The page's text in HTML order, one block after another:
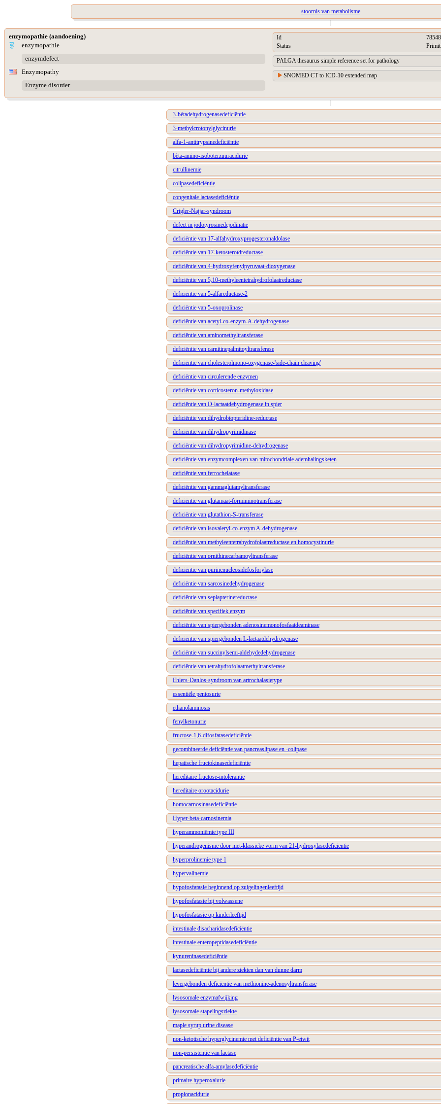
stoornis van metabolisme
|
enzymopathie (aandoening)
enzymopathie
enzymdefect
Enzymopathy
Enzyme disorder
Id
Status
PALGA thesaurus simple reference set for pathology
SNOMED CT to ICD-10 extended map
|
3-bètadehydrogenasedeficiëntie
3-methylcrotonylglycinurie
alfa-1-antitrypsinedeficiëntie
bèta-amino-isoboterzuuracidurie
citrullinemie
colipasedeficiëntie
congenitale lactasedeficiëntie
Crigler-Najjar-syndroom
defect in jodotyrosinedejodinatie
deficiëntie van 17-alfahydroxyprogesteronaldolase
deficiëntie van 17-ketosteroïdreductase
deficiëntie van 4-hydroxyfenylpyruvaat-dioxygenase
deficiëntie van 5,10-methyleentetrahydrofolaatreductase
deficiëntie van 5-alfareductase-2
deficiëntie van 5-oxoprolinase
deficiëntie van acetyl-co-enzym-A-dehydrogenase
deficiëntie van aminomethyltransferase
deficiëntie van carnitinepalmitoyltransferase
deficiëntie van cholesterolmono-oxygenase-'side-chain cleaving'
deficiëntie van circulerende enzymen
deficiëntie van corticosteron-methyloxidase
deficiëntie van D-lactaatdehydrogenase in spier
deficiëntie van dihydrobiopteridine-reductase
deficiëntie van dihydropyrimidinase
deficiëntie van dihydropyrimidine-dehydrogenase
deficiëntie van enzymcomplexen van mitochondriale ademhalingsketen
deficiëntie van ferrochelatase
deficiëntie van gammaglutamyltransferase
deficiëntie van glutamaat-formiminotransferase
deficiëntie van glutathion-S-transferase
deficiëntie van isovaleryl-co-enzym A-dehydrogenase
deficiëntie van methyleentetrahydrofolaatreductase en homocystinurie
deficiëntie van ornithinecarbamoyltransferase
deficiëntie van purinenucleosidefosforylase
deficiëntie van sarcosinedehydrogenase
deficiëntie van sepiapterinereductase
deficiëntie van specifiek enzym
deficiëntie van spiergebonden adenosinemonofosfaatdeaminase
deficiëntie van spiergebonden L-lactaatdehydrogenase
deficiëntie van succinylsemi-aldehydedehydrogenase
deficiëntie van tetrahydrofolaatmethyltransferase
Ehlers-Danlos-syndroom van artrochalasietype
essentiële pentosurie
ethanolaminosis
fenylketonurie
fructose-1,6-difosfatasedeficiëntie
gecombineerde deficiëntie van pancreaslipase en -colipase
hepatische fructokinasedeficiëntie
hereditaire fructose-intolerantie
hereditaire orootacidurie
homocarnosinasedeficiëntie
Hyper-beta-carnosinemia
hyperammoniëmie type III
hyperandrogenisme door niet-klassieke vorm van 21-hydroxylasedeficiëntie
hyperprolinemie type 1
hypervalinemie
hypofosfatasie beginnend op zuigelingenleeftijd
hypofosfatasie bij volwassene
hypofosfatasie op kinderleeftijd
intestinale disacharidasedeficiëntie
intestinale enteropeptidasedeficiëntie
kynureninasedeficiëntie
lactasedeficiëntie bij andere ziekten dan van dunne darm
levergebonden deficiëntie van methionine-adenosyltransferase
lysosomale enzymafwijking
lysosomale stapelingsziekte
maple syrup urine disease
non-ketotische hyperglycinemie met deficiëntie van P-eiwit
non-persistentie van lactase
pancreatische alfa-amylasedeficiëntie
primaire hyperoxalurie
propionacidurie